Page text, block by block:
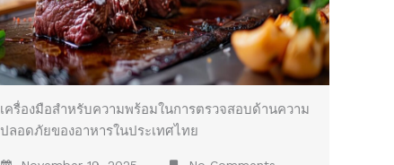
เครื่องมือสำหรับความพร้อมในการตรวจสอบด้านความ
ปลอดภัยของอาหารในประเทศไทย